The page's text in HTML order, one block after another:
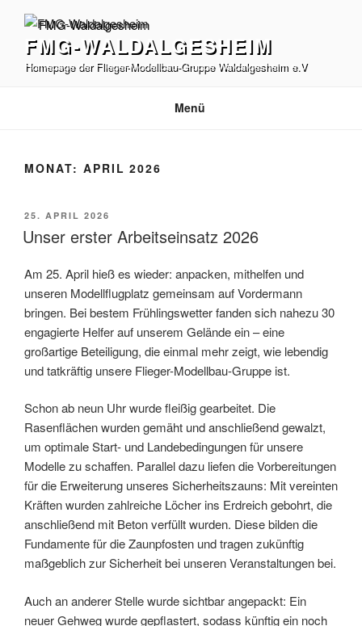
Inhalt
springenFMG-WALDALGESHEIM
Homepage der Flieger-Modellbau-Gruppe Waldalgesheim e.V
Menü
MONAT: APRIL 2026
VERÖFFENTLICHT
AM
25. APRIL 2026
Unser erster Arbeitseinsatz 2026
Am 25. April hieß es wieder: anpacken, mithelfen und
unseren Modellflugplatz gemeinsam auf Vordermann
bringen. Bei bestem Frühlingswetter fanden sich nahezu 30
engagierte Helfer auf unserem Gelände ein – eine
großartige Beteiligung, die einmal mehr zeigt, wie lebendig
und tatkräftig unsere Flieger-Modellbau-Gruppe ist.
Schon ab neun Uhr wurde fleißig gearbeitet. Die
Rasenflächen wurden gemäht und anschließend gewalzt,
um optimale Start- und Landebedingungen für unsere
Modelle zu schaffen. Parallel dazu liefen die Vorbereitungen
für die Erweiterung unseres Sicherheitszauns: Mit vereinten
Kräften wurden zahlreiche Löcher ins Erdreich gebohrt, die
anschließend mit Beton verfüllt wurden. Diese bilden die
Fundamente für die Zaunpfosten und tragen zukünftig
maßgeblich zur Sicherheit bei unseren Veranstaltungen bei.
Auch an anderer Stelle wurde sichtbar angepackt: Ein
neuer Gehweg wurde gepflastert, sodass künftig ein noch